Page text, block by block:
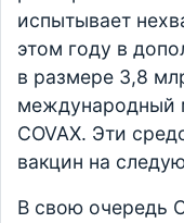
испытывает
этом году в
в размере 3,8
международный
COVAX. Эти
вакцин на
В свою очередь